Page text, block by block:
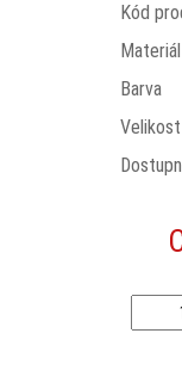
Kód
Materiál
Barva
Velikost